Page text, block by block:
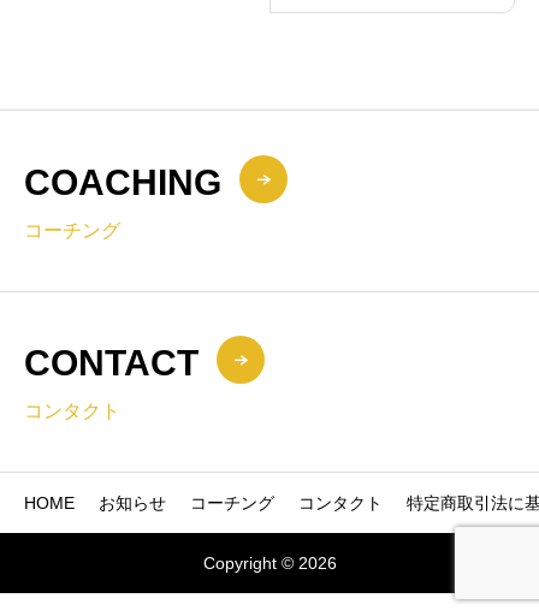
COACHING
コーチング
CONTACT
コンタクト
HOME お知らせ コーチング コンタクト 特定商取引法に
Copyright © 2026